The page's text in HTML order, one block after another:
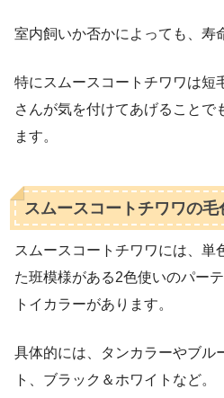
室内飼いか否かによっても、寿
特にスムースコートチワワは短
さんが気を付けてあげることで
ます。
スムースコートチワワの毛
スムースコートチワワには、単
た班模様がある2色使いのパー
トイカラーがあります。
具体的には、タンカラーやブル
ト、ブラック＆ホワイトなど。